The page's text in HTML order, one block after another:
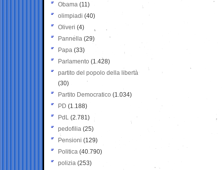
Obama (11)
olimpiadi (40)
Oliveri (4)
Pannella (29)
Papa (33)
Parlamento (1.428)
partito del popolo della libertà
(30)
Partito Democratico (1.034)
PD (1.188)
PdL (2.781)
pedofilia (25)
Pensioni (129)
Politica (40.790)
polizia (253)